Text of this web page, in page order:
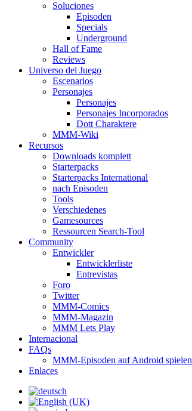
Soluciones
Episoden
Specials
Underground
Hall of Fame
Reviews
Universo del Juego
Escenarios
Personajes
Personajes
Personajes Incorporados
Dott Charaktere
MMM-Wiki
Recursos
Downloads komplett
Starterpacks
Starterpacks International
nach Episoden
Tools
Verschiedenes
Gamesources
Ressourcen Search-Tool
Community
Entwickler
Entwicklerliste
Entrevistas
Foro
Twitter
MMM-Comics
MMM-Magazin
MMM Lets Play
Internacional
FAQs
MMM-Episoden auf Android spielen
Enlaces